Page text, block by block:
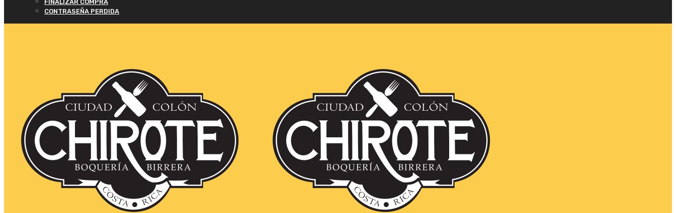
FINALIZAR COMPRA
CONTRASEÑA PERDIDA